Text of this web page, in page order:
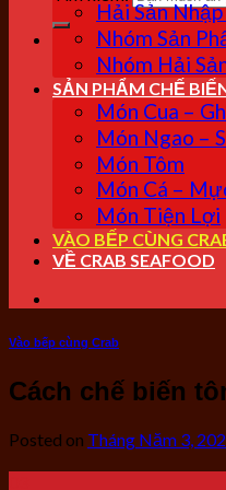
Hải Sản
Nhóm Sản
Nhóm Hải
SẢN PHẨM CHẾ
Món Cua –
Món Ngao –
Món Tôm
Món Cá –
Món Tiện Lợi
VÀO BẾP CÙNG
VỀ CRAB SEAFOOD
Vào bếp cùng Crab
Cách chế biến
Posted on Tháng Năm 3,